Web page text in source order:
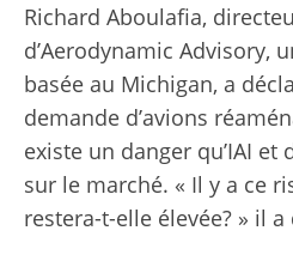
Richard Aboulafia,
d’Aerodynamic Advisory,
basée au Michigan, a
demande d’avions
existe un danger qu’IAI et
sur le marché. « Il y a ce
restera-t-elle élevée? » il a